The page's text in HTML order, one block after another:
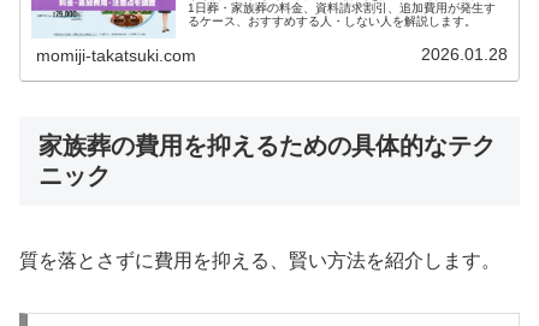
1日葬・家族葬の料金、資料請求割引、追加費用が発生す
るケース、おすすめする人・しない人を解説します。
momiji-takatsuki.com 2026.01.28
家族葬の費用を抑えるための具体的なテク
ニック
質を落とさずに費用を抑える、賢い方法を紹介します。